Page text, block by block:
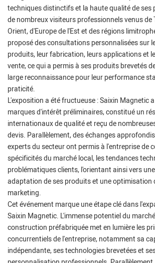
techniques distinctifs et la haute qualité de
de nombreux visiteurs professionnels venus de
Orient, d'Europe de l'Est et des régions
proposé des consultations personnalisées sur
produits, leur fabrication, leurs applications et
vente, ce qui a permis à ses produits brevetés
large reconnaissance pour leur performance
praticité.
L'exposition a été fructueuse : Saixin Magnetic
marques d'intérêt préliminaires, constitué un
internationaux de qualité et reçu de
devis. Parallèlement, des échanges
experts du secteur ont permis à l'entreprise de
spécificités du marché local, les tendances
problématiques clients, l'orientant ainsi vers
adaptation de ses produits et une optimisation
marketing.
Cet événement marque une étape clé dans
Saixin Magnetic. L'immense potentiel du
construction préfabriquée met en lumière les
concurrentiels de l'entreprise, notamment sa
indépendante, ses technologies brevetées et